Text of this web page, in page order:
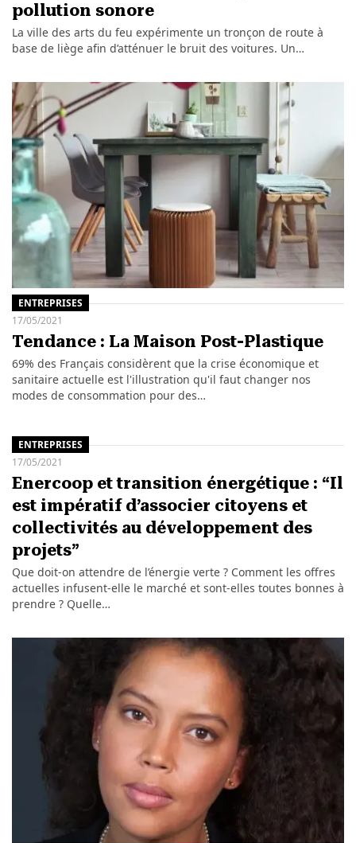
pollution sonore
La ville des arts du feu expérimente un tronçon de route à
base de liège afin d’atténuer le bruit des voitures. Un…
ENTREPRISES
17/05/2021
Tendance : La Maison Post-Plastique
69% des Français considèrent que la crise économique et
sanitaire actuelle est l'illustration qu'il faut changer nos
modes de consommation pour des…
ENTREPRISES
17/05/2021
Enercoop et transition énergétique : “Il
est impératif d’associer citoyens et
collectivités au développement des
projets”
Que doit-on attendre de l’énergie verte ? Comment les offres
actuelles infusent-elle le marché et sont-elles toutes bonnes à
prendre ? Quelle…